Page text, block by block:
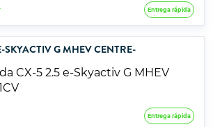
Entrega rápida
G MHEV CENTRE-
Entrega rápida